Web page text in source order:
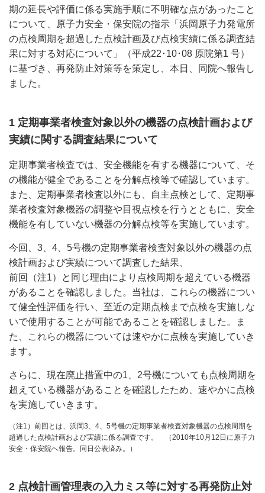
期の延長や評価に係る実施手順に不明確な点があったこと
について、原子力安全・保安院の指示「浜岡原子力発電所
の点検周期を超過した点検計画及び点検実績に係る調査結
果に対する対応について」（平成22･10･08 原院第1 号）
に基づき、再発防止対策等を策定し、本日、同院へ報告し
ました。
1 定期事業者検査対象以外の機器の点検計画および
実績に関する調査結果について
定期事業者検査では、安全機能を有する機器について、そ
の機能が健全であることを分解点検等で確認しています。
また、定期事業者検査以外にも、自主点検として、定期事
業者検査対象機器の調整や目視点検を行うとともに、安全
機能を有していない機器の分解点検等を実施しています。
今回、3、4、5号機の定期事業者検査対象以外の機器の点
検計画および実績について調査した結果、
前回（注1）と同じ理由により点検周期を超えている機器
があることを確認しました。当社は、これらの機器につい
て健全性評価を行い、至近の定期点検まで点検を実施しな
いで使用することが可能であることを確認しました。ま
た、これらの機器については速やかに点検を実施していき
ます。
さらに、現在廃止措置中の1、2号機についても点検周期を
超えている機器があることを確認したため、速やかに点検
を実施していきます。
（注1）前回とは、浜岡3、4、5号機の定期事業者検査対象機器の点検周期を
超過した点検計画および実績に係る調査です。 （2010年10月12日に原子力
安全・保安院へ報告。同日公表済み。）
2 点検計画管理表の入力ミス等に対する再発防止対